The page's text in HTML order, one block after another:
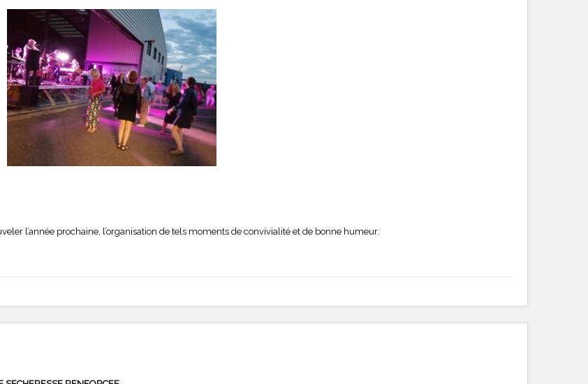
l’année prochaine, l’organisation de tels moments de convivialité et de bonne humeur.